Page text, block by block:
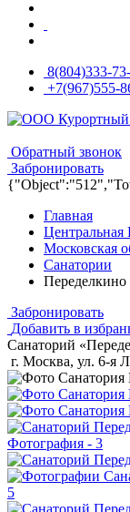
8(804)333-
+7(967)555-
Обратный звонок
Забронировать
Главная
Центральная
Московская
Санатории
Переделкино
Забронировать
Добавить в
Санаторий
г. Москва, ул. 6-я